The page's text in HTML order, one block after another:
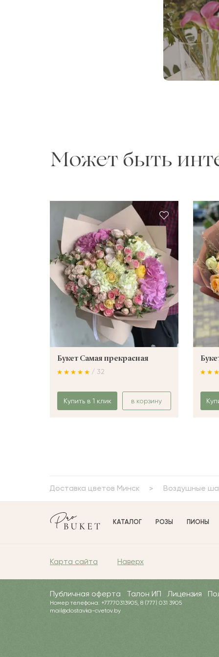
Может быть
Букет Самая прекрасная
/ 32
Купить в 1 клик в корзину
Доставка цветов Минск Воздушные
КАТАЛОГ РОЗЫ ПИОНЫ
Карта сайта Наверх
Публичная оферта Талон ИП Лицензия
Номер телефона: +77770313905, 8 (777) 031 3905
mail@dostavka-cvetov.by